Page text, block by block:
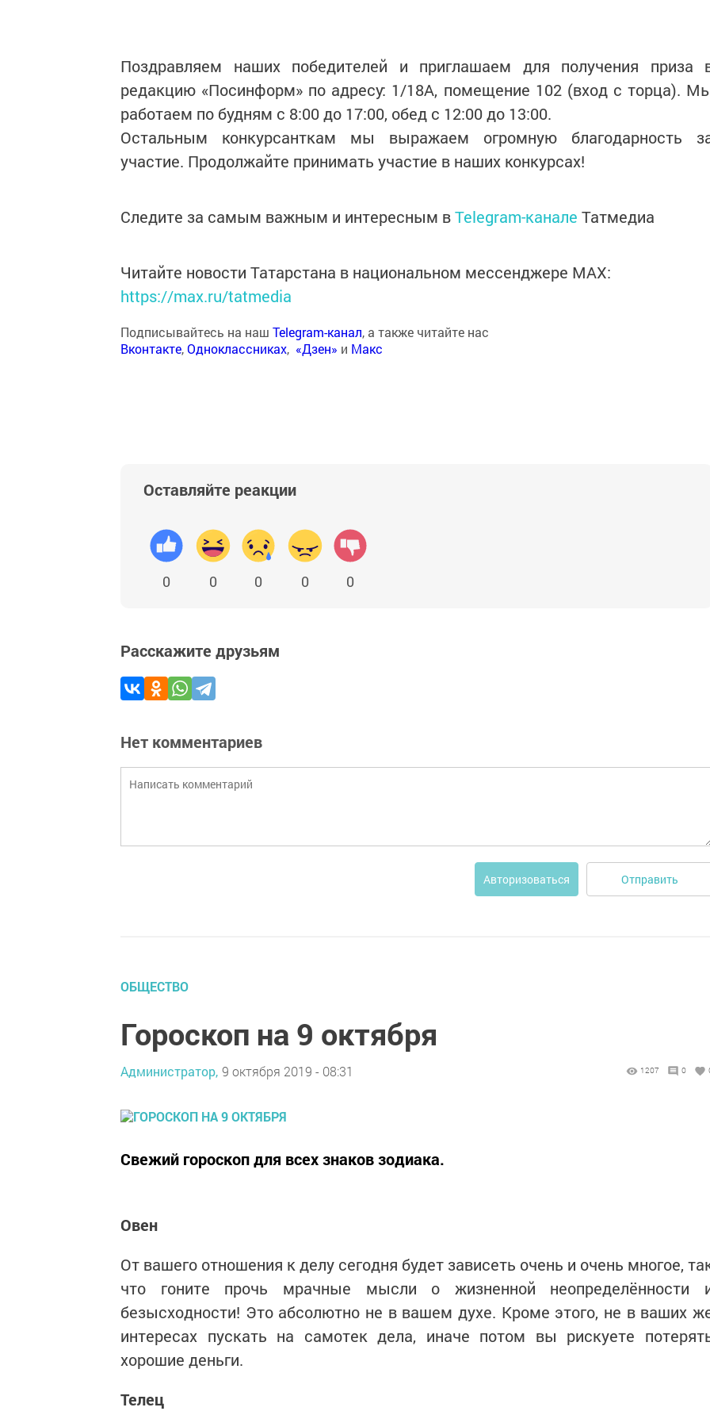
Поздравляем наших победителей и приглашаем для получения приза
редакцию «Посинформ» по адресу: 1/18А, помещение 102 (вход с торца).
работаем по будням с 8:00 до 17:00, обед с 12:00 до 13:00.
Остальным конкурсанткам мы выражаем огромную благодарность
участие. Продолжайте принимать участие в наших конкурсах!
Следите за самым важным и интересным вTelegram-канале Татмедиа
Читайте новости Татарстана в национальном мессенджере MАХ:
https://max.ru/tatmedia
Подписывайтесь на наш Telegram-канал, а также читайте нас
Вконтакте,Одноклассниках, «Дзен» и Макс
Оставляйте реакции
0 0 0 0 0
Расскажите друзьям
Нет комментариев
Авторизоваться Отправить
ОБЩЕСТВО
Гороскоп на 9 октября
Администратор, 9 октября 2019 - 08:31 1207 0
Свежий гороскоп для всех знаков зодиака.
Овен
От вашего отношения к делу сегодня будет зависеть очень и очень многое,
что гоните прочь мрачные мысли о жизненной неопределённости
безысходности! Это абсолютно не в вашем духе. Кроме этого, не в ваших
интересах пускать на самотек дела, иначе потом вы рискуете
хорошие деньги.
Телец